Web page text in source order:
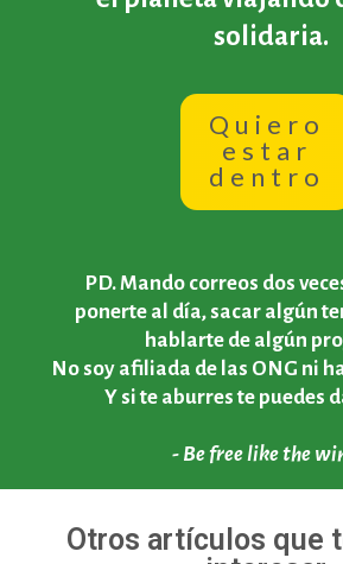
mailque
venga ;)
Si te ha gustado lo
hasta ahora, únete a
de gente que quiere
el planeta viajando
estar